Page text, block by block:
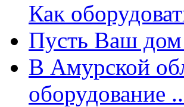
Как
Пусть Ваш
В Амурской
оборудование